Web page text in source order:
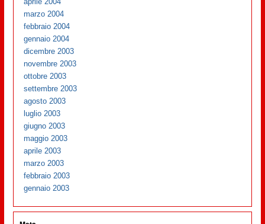
marzo 2004
febbraio 2004
gennaio 2004
dicembre 2003
novembre 2003
ottobre 2003
settembre 2003
agosto 2003
luglio 2003
giugno 2003
maggio 2003
aprile 2003
marzo 2003
febbraio 2003
gennaio 2003